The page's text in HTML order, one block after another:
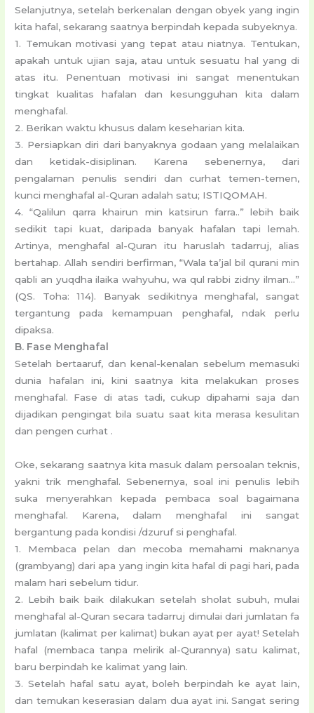
Selanjutnya, setelah berkenalan dengan obyek yang ingin
kita hafal, sekarang saatnya berpindah kepada subyeknya.
1. Temukan motivasi yang tepat atau niatnya. Tentukan,
apakah untuk ujian saja, atau untuk sesuatu hal yang di
atas itu. Penentuan motivasi ini sangat menentukan
tingkat kualitas hafalan dan kesungguhan kita dalam
menghafal.
2. Berikan waktu khusus dalam keseharian kita.
3. Persiapkan diri dari banyaknya godaan yang melalaikan
dan ketidak-disiplinan. Karena sebenernya, dari
pengalaman penulis sendiri dan curhat temen-temen,
kunci menghafal al-Quran adalah satu; ISTIQOMAH.
4. “Qalilun qarra khairun min katsirun farra..” lebih baik
sedikit tapi kuat, daripada banyak hafalan tapi lemah.
Artinya, menghafal al-Quran itu haruslah tadarruj, alias
bertahap. Allah sendiri berfirman, “Wala ta’jal bil qurani min
qabli an yuqdha ilaika wahyuhu, wa qul rabbi zidny ilman…”
(QS. Toha: 114). Banyak sedikitnya menghafal, sangat
tergantung pada kemampuan penghafal, ndak perlu
dipaksa.
B. Fase Menghafal
Setelah bertaaruf, dan kenal-kenalan sebelum memasuki
dunia hafalan ini, kini saatnya kita melakukan proses
menghafal. Fase di atas tadi, cukup dipahami saja dan
dijadikan pengingat bila suatu saat kita merasa kesulitan
dan pengen curhat .
Oke, sekarang saatnya kita masuk dalam persoalan teknis,
yakni trik menghafal. Sebenernya, soal ini penulis lebih
suka menyerahkan kepada pembaca soal bagaimana
menghafal. Karena, dalam menghafal ini sangat
bergantung pada kondisi /dzuruf si penghafal.
1. Membaca pelan dan mecoba memahami maknanya
(grambyang) dari apa yang ingin kita hafal di pagi hari, pada
malam hari sebelum tidur.
2. Lebih baik baik dilakukan setelah sholat subuh, mulai
menghafal al-Quran secara tadarruj dimulai dari jumlatan fa
jumlatan (kalimat per kalimat) bukan ayat per ayat! Setelah
hafal (membaca tanpa melirik al-Qurannya) satu kalimat,
baru berpindah ke kalimat yang lain.
3. Setelah hafal satu ayat, boleh berpindah ke ayat lain,
dan temukan keserasian dalam dua ayat ini. Sangat sering